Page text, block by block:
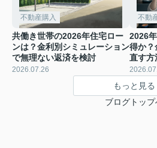
不動産購入
共働き世帯の2026年住宅ロー
ンは？金利別シミュレーション
で無理ない返済を検討
2026.07.26
不動
2026
得か？
直す方
もっと見る
ブログトップ